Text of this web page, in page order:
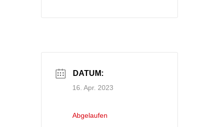
DATUM:
16. Apr. 2023
Abgelaufen